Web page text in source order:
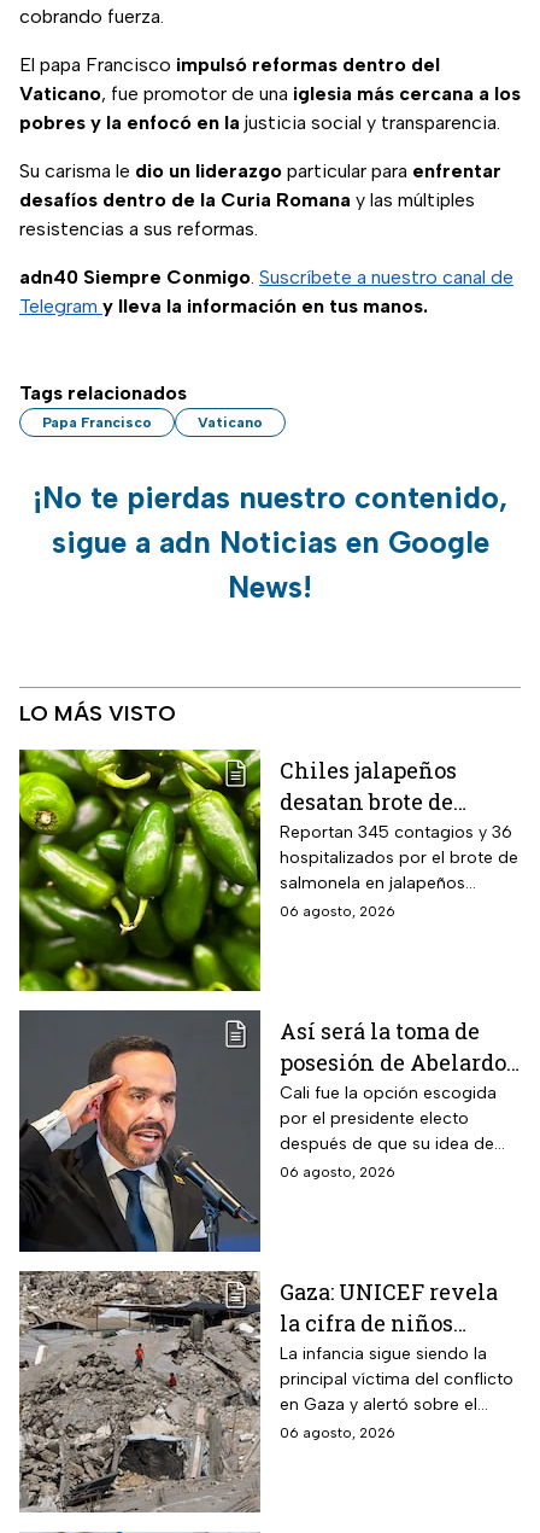
cobrando fuerza.
El papa Francisco impulsó reformas dentro del
Vaticano, fue promotor de una iglesia más cercana a los
pobres y la enfocó en la justicia social y transparencia.
Su carisma le dio un liderazgo particular para enfrentar
desafíos dentro de la Curia Romana y las múltiples
resistencias a sus reformas.
adn40 Siempre Conmigo. Suscríbete a nuestro canal de
Telegram y lleva la información en tus manos.
Tags relacionados
Papa Francisco Vaticano
¡No te pierdas nuestro contenido,
sigue a adn Noticias en Google
News!
LO MÁS VISTO
Chiles jalapeños
desatan brote de
salmonella en 27
estados de EUA
Reportan 345 contagios y 36
hospitalizados por el brote de
salmonela en jalapeños
exportados desde México
06 agosto, 2026
Así será la toma de
posesión de Abelardo
de la Espriella en Cali,
Colombia: fecha, hora
y dónde ver
Cali fue la opción escogida
por el presidente electo
después de que su idea de
hacerlo en una guarnición
06 agosto, 2026
Gaza: UNICEF revela
la cifra de niños
muertos tras alto al
fuego
La infancia sigue siendo la
principal víctima del conflicto
en Gaza y alertó sobre el
aumento de menores
06 agosto, 2026